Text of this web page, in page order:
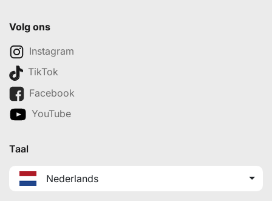
Volg ons
Instagram
TikTok
Facebook
YouTube
Taal
Nederlands